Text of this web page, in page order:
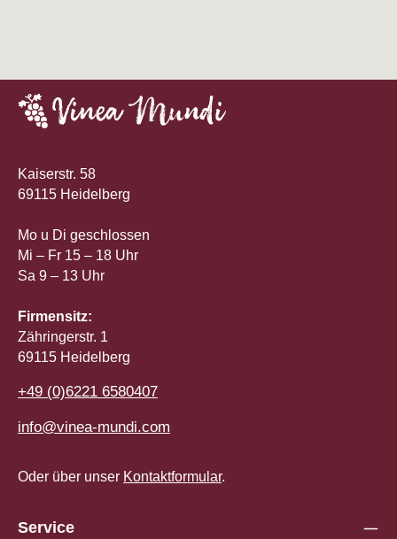
Kaiserstr. 58
69115 Heidelberg
Mo u Di geschlossen
Mi – Fr 15 – 18 Uhr
Sa 9 – 13 Uhr
Firmensitz:
Zähringerstr. 1
69115 Heidelberg
+49 (0)6221 6580407
info@vinea-mundi.com
Oder über unser Kontaktformular.
Service